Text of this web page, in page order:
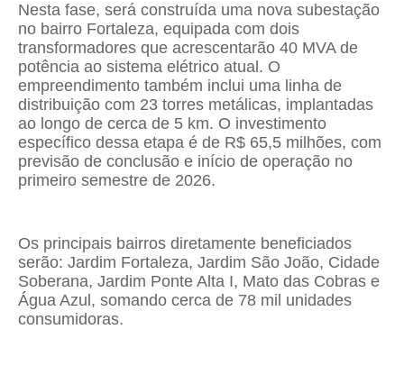
Nesta fase, será construída uma nova subestação
no bairro Fortaleza, equipada com dois
transformadores que acrescentarão 40 MVA de
potência ao sistema elétrico atual. O
empreendimento também inclui uma linha de
distribuição com 23 torres metálicas, implantadas
ao longo de cerca de 5 km. O investimento
específico dessa etapa é de R$ 65,5 milhões, com
previsão de conclusão e início de operação no
primeiro semestre de 2026.
Os principais bairros diretamente beneficiados
serão: Jardim Fortaleza, Jardim São João, Cidade
Soberana, Jardim Ponte Alta I, Mato das Cobras e
Água Azul, somando cerca de 78 mil unidades
consumidoras.